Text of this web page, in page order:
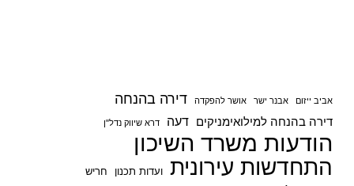
אביב ייזום אבנר ישר אושר להפקדה דירה בהנחה
דירה בהנחה למילואימניקים דעה דרא שיווק נדל"ן
הודעות משרד השיכון
התחדשות עירונית ועדות תכנון חריש